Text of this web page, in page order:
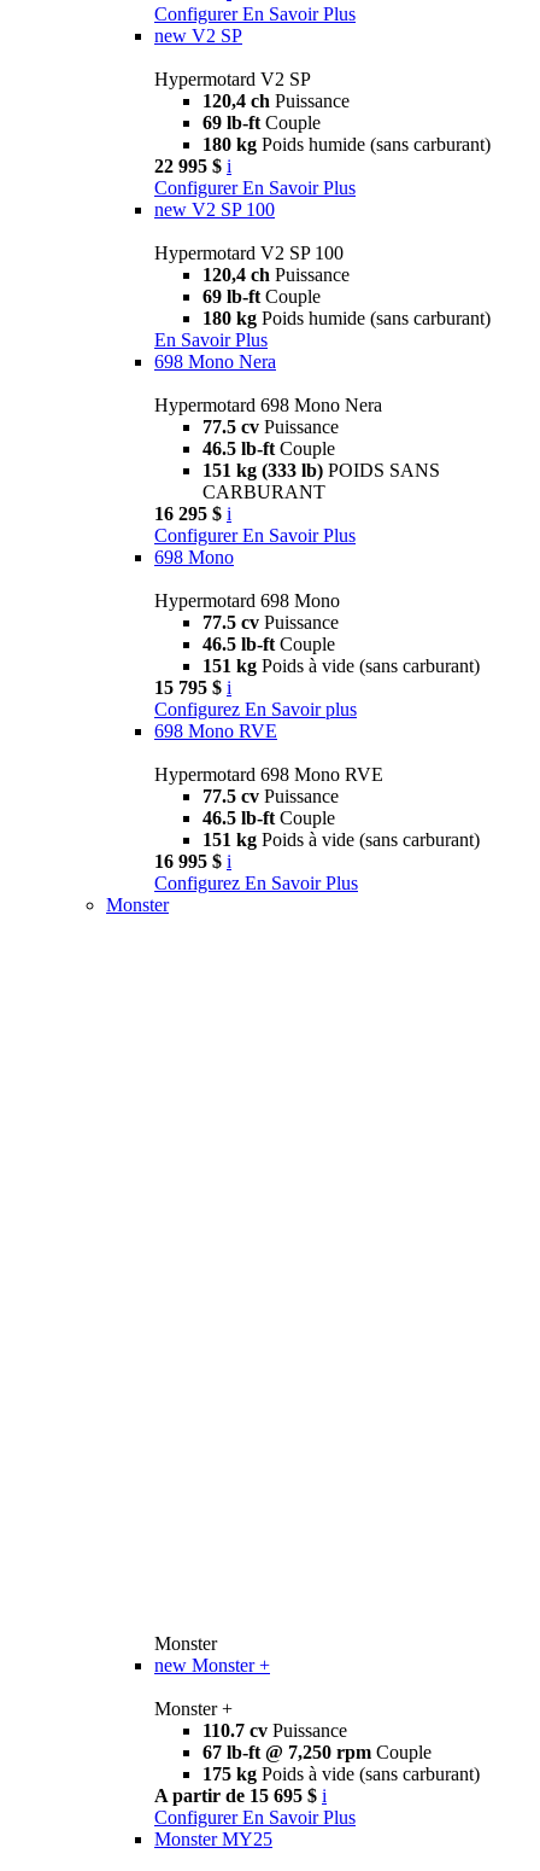
Configurer En Savoir Plus
new V2 SP
Hypermotard V2 SP
120,4 ch Puissance
69 lb-ft Couple
180 kg Poids humide (sans carburant)
22 995 $ i
Configurer En Savoir Plus
new V2 SP 100
Hypermotard V2 SP 100
120,4 ch Puissance
69 lb-ft Couple
180 kg Poids humide (sans carburant)
En Savoir Plus
698 Mono Nera
Hypermotard 698 Mono Nera
77.5 cv Puissance
46.5 lb-ft Couple
151 kg (333 lb) POIDS SANS
CARBURANT
16 295 $ i
Configurer En Savoir Plus
698 Mono
Hypermotard 698 Mono
77.5 cv Puissance
46.5 lb-ft Couple
151 kg Poids à vide (sans carburant)
15 795 $ i
Configurez En Savoir plus
698 Mono RVE
Hypermotard 698 Mono RVE
77.5 cv Puissance
46.5 lb-ft Couple
151 kg Poids à vide (sans carburant)
16 995 $ i
Configurez En Savoir Plus
Monster
Monster
new Monster +
Monster +
110.7 cv Puissance
67 lb-ft @ 7,250 rpm Couple
175 kg Poids à vide (sans carburant)
A partir de 15 695 $ i
Configurer En Savoir Plus
Monster MY25